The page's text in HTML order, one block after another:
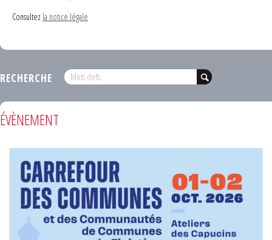
Consultez la notice légale
RECHERCHE
ÉVÈNEMENT